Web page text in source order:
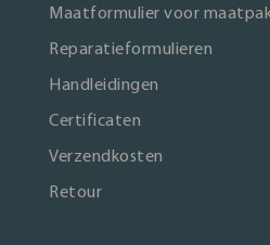
Maatformulier voor
Reparatieformulieren
Handleidingen
Certificaten
Verzendkosten
Retour